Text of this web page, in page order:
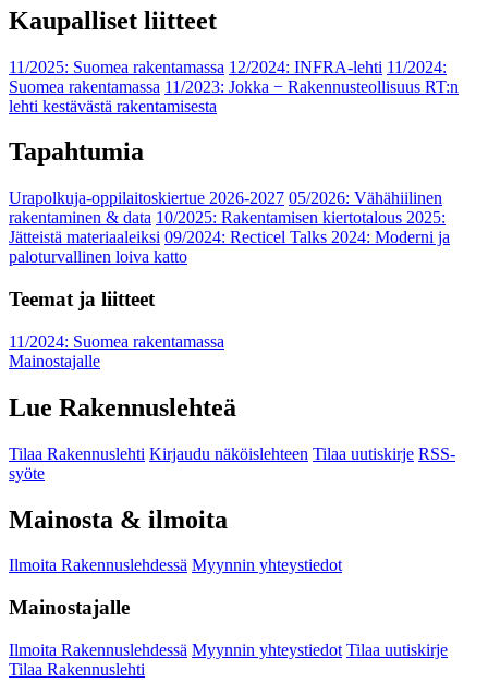
Kaupalliset liitteet
11/2025: Suomea rakentamassa 12/2024: INFRA-lehti 11/2024:
Suomea rakentamassa 11/2023: Jokka − Rakennusteollisuus RT:n
lehti kestävästä rakentamisesta
Tapahtumia
Urapolkuja-oppilaitoskiertue 2026-2027 05/2026: Vähähiilinen
rakentaminen & data 10/2025: Rakentamisen kiertotalous 2025:
Jätteistä materiaaleiksi 09/2024: Recticel Talks 2024: Moderni ja
paloturvallinen loiva katto
Teemat ja liitteet
11/2024: Suomea rakentamassa
Mainostajalle
Lue Rakennuslehteä
Tilaa Rakennuslehti Kirjaudu näköislehteen Tilaa uutiskirje RSS-
syöte
Mainosta & ilmoita
Ilmoita Rakennuslehdessä Myynnin yhteystiedot
Mainostajalle
Ilmoita Rakennuslehdessä Myynnin yhteystiedot Tilaa uutiskirje
Tilaa Rakennuslehti